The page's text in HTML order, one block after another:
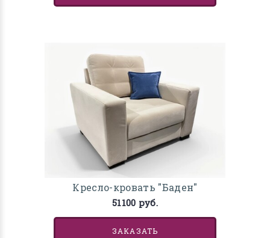
Кресло-кровать "Баден"
51100 руб.
ЗАКАЗАТЬ